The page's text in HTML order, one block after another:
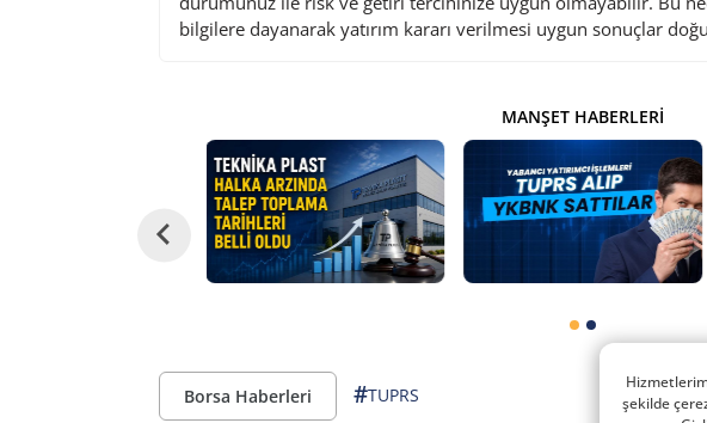
bilgilere dayanarak yatırım kararı verilmesi uygun sonuçlar
MANŞET HABERLERI
Borsa Haberleri #TUPRS
şekilde